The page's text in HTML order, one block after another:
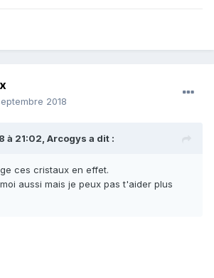
2018
à 21:02, Arcogys a dit :
ces cristaux en effet.
aussi mais je peux pas t'aider plus